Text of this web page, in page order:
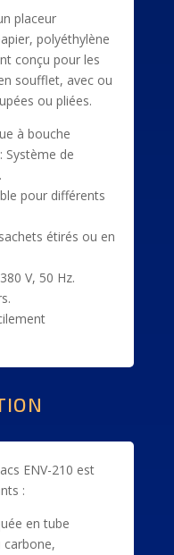
placeur
polyéthylène
conçu pour les
soufflet, avec ou
ou pliées.
à bouche
de
pour différents
étirés ou en
V, 50 Hz.
ENV-210 est
:
en tube
carbone,